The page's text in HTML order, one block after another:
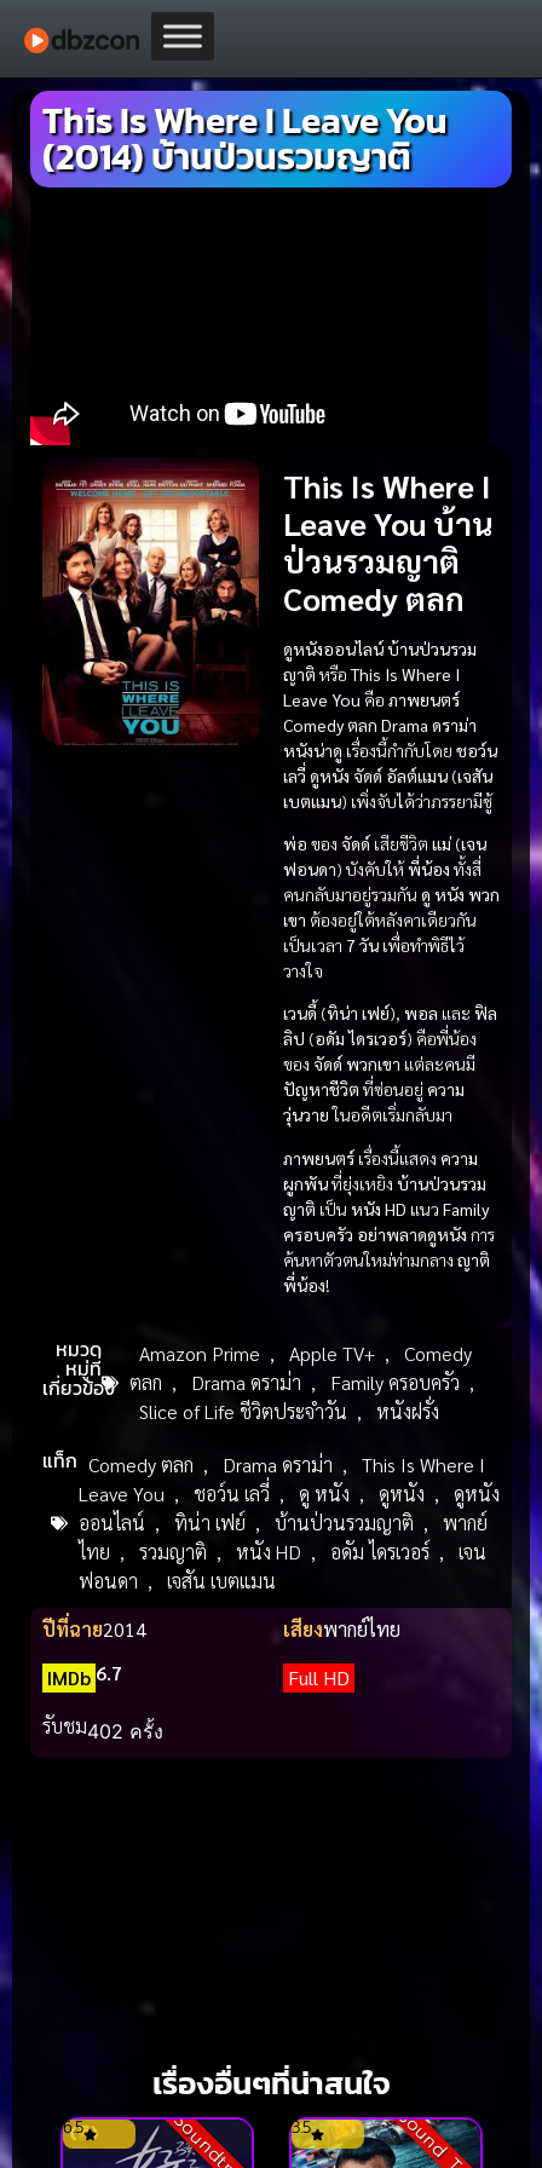
This Is Where I Leave You
(2014) บ้านป่วนรวมญาติ
This Is Where I
Leave You บ้าน
ป่วนรวมญาติ
Comedy ตลก
ดูหนังออนไลน์ บ้านป่วนรวม
ญาติ หรือThis Is Where I
Leave You คือ ภาพยนตร์
Comedy ตลก Drama ดราม่า
หนังน่าดู เรื่องนี้กำกับโดย ชอว์น
เลวี่ ดูหนัง จัดด์ อัลต์แมน (เจสัน
เบตแมน) เพิ่งจับได้ว่าภรรยามีชู้
พ่อ ของ จัดด์เสียชีวิต แม่ (เจน
ฟอนดา) บังคับให้พี่น้อง ทั้งสี่
คนกลับมาอยู่รวมกัน ดู หนัง พวก
เขา ต้องอยู่ใต้หลังคาเดียวกัน
เป็นเวลา 7 วัน เพื่อทำพิธีไว้
วางใจ
เวนดี้ (ทิน่า เฟย์), พอล และ ฟิล
ลิป (อดัม ไดรเวอร์) คือพี่น้อง
ของ จัดด์พวกเขา แต่ละคนมี
ปัญหาชีวิต ที่ซ่อนอยู่ ความ
วุ่นวายในอดีตเริ่มกลับมา
ภาพยนตร์เรื่องนี้แสดง ความ
ผูกพันที่ยุ่งเหยิง บ้านป่วนรวม
ญาติ เป็น หนัง HD แนว Family
ครอบครัว อย่าพลาดดูหนัง การ
ค้นหาตัวตนใหม่ท่ามกลาง ญาติ
พี่น้อง!
หมวด
หมู่ที่
เกี่ยวข้อง
Amazon Prime , Apple TV+ ,
Comedy
ตลก , Drama ดราม่า , Family ครอบครัว ,
Slice of Life ชีวิตประจำวัน , หนังฝรั่ง
แท็ก Comedy ตลก , Drama ดราม่า ,
This Is Where I
Leave You , ชอว์น เลวี่ , ดู หนัง , ดูหนัง ,
ดูหนัง
ออนไลน์ , ทิน่า เฟย์ , บ้านป่วนรวมญาติ ,
พากย์
ไทย , รวมญาติ , หนัง HD , อดัม ไดรเวอร์ ,
เจน
ฟอนดา ,
เจสัน เบตแมน
ปีที่ฉาย2014 เสียงพากย์ไทย
IMDb 6.7
Full HD
รับชม402 ครั้ง
เรื่องอื่นๆที่น่าสนใจ
6.5 3.5